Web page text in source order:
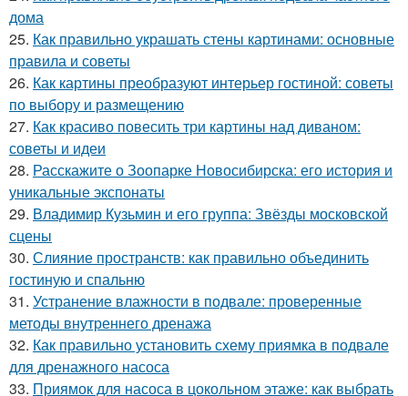
дома
25. Как правильно украшать стены картинами: основные
правила и советы
26. Как картины преобразуют интерьер гостиной: советы
по выбору и размещению
27. Как красиво повесить три картины над диваном:
советы и идеи
28. Расскажите о Зоопарке Новосибирска: его история и
уникальные экспонаты
29. Владимир Кузьмин и его группа: Звёзды московской
сцены
30. Слияние пространств: как правильно объединить
гостиную и спальню
31. Устранение влажности в подвале: проверенные
методы внутреннего дренажа
32. Как правильно установить схему приямка в подвале
для дренажного насоса
33. Приямок для насоса в цокольном этаже: как выбрать